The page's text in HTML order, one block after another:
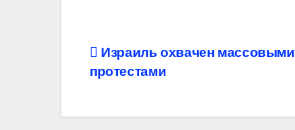
Навигация
по
записям
Израиль охвачен массовыми
протестами